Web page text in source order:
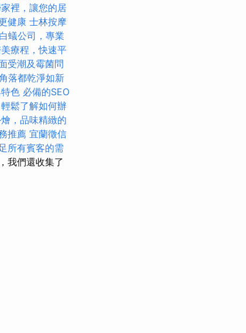
裡，讓您的居
健康 士林按摩
蟻公司，專業
療程，快速平
受潮及霉菌問
落都乾淨如新
色 必備的SEO
鬆了解如何辦
，品味精緻的
推薦 宜蘭徵信
所有賓客的需
我們還收集了